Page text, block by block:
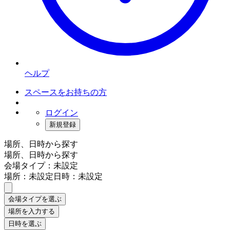
ヘルプ
スペースをお持ちの方
ログイン
新規登録
場所、日時から探す
場所、日時から探す
会場タイプ：未設定
場所：未設定日時：未設定
会場タイプを選ぶ
場所を入力する
日時を選ぶ